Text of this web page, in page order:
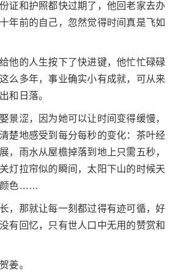
证和护照都快过期了，他回老家去办
年前的自己，忽然觉得时间真是飞如
他的人生按下了快进键，他忙忙碌碌
么多年，事业确实小有成就，可从来
和日落。
景涩，因为她可以让时间变得缓慢，
楚地感受到每分每秒的变化：茶叶经
，雨水从屋檐掉落到地上只需五秒，
灯拉帘似的瞬间，太阳下山的时候天
颜色……
，那就让每一刻都过得有迹可循，好
有回忆，只有世人口中无用的赞赏和
姜。